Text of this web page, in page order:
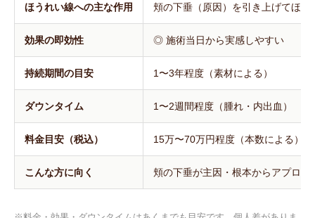
ほうれい線への主な作用 頬の下垂（原因）を引き上げてほう
効果の即効性 ◎ 施術当日から実感しやすい
持続期間の目安 1〜3年程度（素材による）
ダウンタイム 1〜2週間程度（腫れ・内出血）
料金目安（税込） 15万〜70万円程度（本数による）
こんな方に向く 頬の下垂が主因・根本からアプロー